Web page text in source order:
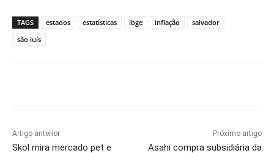
TAGS estados estatísticas ibge inflação
salvador
são luís
Artigo anterior
Skol mira mercado pet e
Próximo artigo
Asahi compra subsidiária da